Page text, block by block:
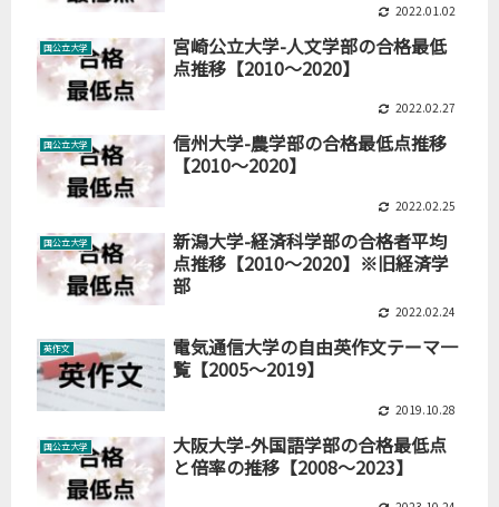
2022.01.02
国公立大学
宮崎公立大学-人文学部の合格最低
点推移【2010～2020】
2022.02.27
国公立大学
信州大学-農学部の合格最低点推移
【2010～2020】
2022.02.25
国公立大学
新潟大学-経済科学部の合格者平均
点推移【2010～2020】※旧経済学
部
2022.02.24
英作文
電気通信大学の自由英作文テーマ一
覧【2005～2019】
2019.10.28
国公立大学
大阪大学-外国語学部の合格最低点
と倍率の推移【2008～2023】